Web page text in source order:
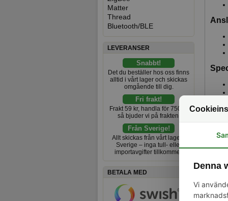
Matter
Thread
Bluetooth/BLE
LEVERANSER
Snabbt!
Det du beställer hos oss finns
alltid i vårt lager och skickas
omgående till dig.
Fri frakt!
Frakt 59 kr, handla för 750 kr
så bjuder vi på frakten.
Från Sverige!
Allt skickas från vårt lager i
Sverige – inga tull- eller
importavgifter tillkommer.
BETALA MED
Denna
Vi